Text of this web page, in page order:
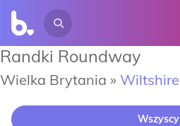
Randki Roundway
Wielka Brytania » Wiltshire
Wszyscy